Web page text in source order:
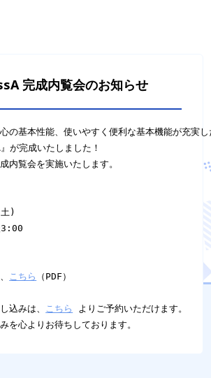
完成内覧会のお知らせ
の基本性能、使いやすく便利な基本機能が充実し
が完成いたしました！
内覧会を実施いたします。
)
3:00
こちら （PDF）
込みは、 こちら
よりご予約いただけます。
を心よりお待ちしております。